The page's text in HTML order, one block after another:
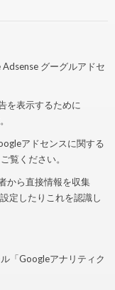
グーグルアドセ
を表示するために
アドセンスに関する
覧ください。
から直接情報を収集
定したりこれを認識し
「Googleアナリティク